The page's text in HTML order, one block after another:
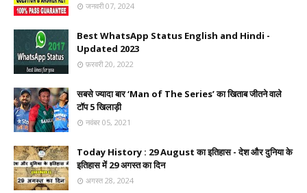
जनवरी 07, 2024
Best WhatsApp Status English and Hindi -
Updated 2023
फ़रवरी 20, 2022
सबसे ज्यादा बार ‘Man of The Series’ का खिताब जीतने वाले
टॉप 5 खिलाड़ी
नवंबर 05, 2021
Today History : 29 August का इतिहास - देश और दुनिया के
इतिहास में 29 अगस्त का दिन
अगस्त 28, 2024